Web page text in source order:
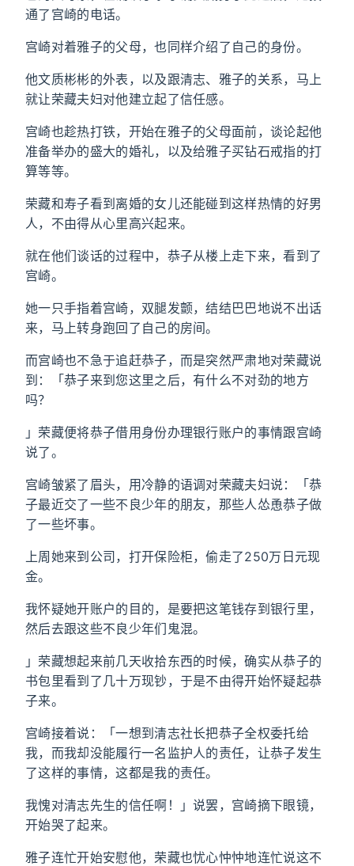
通了宫崎的电话。
宫崎对着雅子的父母，也同样介绍了自己的身份。
他文质彬彬的外表，以及跟清志、雅子的关系，马上
就让荣藏夫妇对他建立起了信任感。
宫崎也趁热打铁，开始在雅子的父母面前，谈论起他
准备举办的盛大的婚礼，以及给雅子买钻石戒指的打
算等等。
荣藏和寿子看到离婚的女儿还能碰到这样热情的好男
人，不由得从心里高兴起来。
就在他们谈话的过程中，恭子从楼上走下来，看到了
宫崎。
她一只手指着宫崎，双腿发颤，结结巴巴地说不出话
来，马上转身跑回了自己的房间。
而宫崎也不急于追赶恭子，而是突然严肃地对荣藏说
到：「恭子来到您这里之后，有什么不对劲的地方
吗？
」荣藏便将恭子借用身份办理银行账户的事情跟宫崎
说了。
宫崎皱紧了眉头，用冷静的语调对荣藏夫妇说：「恭
子最近交了一些不良少年的朋友，那些人怂恿恭子做
了一些坏事。
上周她来到公司，打开保险柜，偷走了250万日元现
金。
我怀疑她开账户的目的，是要把这笔钱存到银行里，
然后去跟这些不良少年们鬼混。
」荣藏想起来前几天收拾东西的时候，确实从恭子的
书包里看到了几十万现钞，于是不由得开始怀疑起恭
子来。
宫崎接着说：「一想到清志社长把恭子全权委托给
我，而我却没能履行一名监护人的责任，让恭子发生
了这样的事情，这都是我的责任。
我愧对清志先生的信任啊！」说罢，宫崎摘下眼镜，
开始哭了起来。
雅子连忙开始安慰他，荣藏也忧心忡忡地连忙说这不